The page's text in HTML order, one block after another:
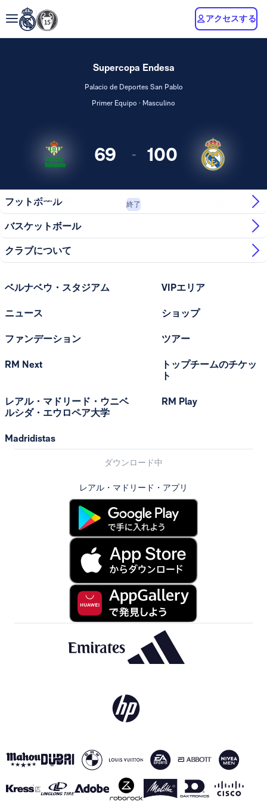
アクセスする
Supercopa Endesa
Palacio de Deportes San Pablo
Primer Equipo · Masculino
69 - 100
Coosur Real
終了
フットボール
バスケットボール
クラブについて
ベルナベウ・スタジアム
ニュース
ファンデーション
RM Next
レアル・マドリード・ウニベ
ルシダ・エウロペア大学
Madridistas
VIPエリア
ショップ
ツアー
トップチームのチケッ
ト
RM Play
ダウンロード中
レアル・マドリード・アプリ